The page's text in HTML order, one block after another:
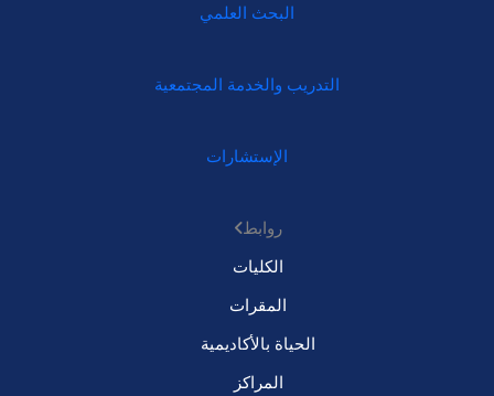
البحث العلمي
التدريب والخدمة المجتمعية
الإستشارات
روابط
الكليات
المقرات
الحياة بالأكاديمية
المراكز